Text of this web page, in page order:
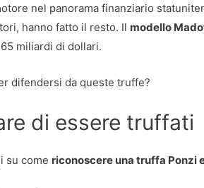
nel panorama finanziario
hanno fatto il resto. Il modello
miliardi di dollari.
difendersi da queste truffe?
di essere truffati
su come riconoscere una truffa Ponzi